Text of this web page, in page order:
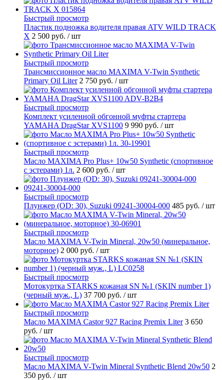
Быстрый просмотр
Пластик подножка водителя правая ATV WILD TRACK
X 2 500 руб. / шт
Быстрый просмотр
Трансмиссионное масло MAXIMA V-Twin Synthetic
Primary Oil Liter 2 750 руб. / шт
Быстрый просмотр
Комплект усиленной обгонной муфты стартера
YAMAHA DragStar XVS1100 9 990 руб. / шт
Быстрый просмотр
Масло MAXIMA Pro Plus+ 10w50 Synthetic (спортивное
с эстерами) 1л. 2 600 руб. / шт
Быстрый просмотр
Плунжер (OD: 30), Suzuki 09241-30004-000 485 руб. / шт
Быстрый просмотр
Масло MAXIMA V-Twin Mineral, 20w50 (минеральное,
моторное) 2 000 руб. / шт
Быстрый просмотр
Мотокуртка STARKS кожаная SN №1 (SKIN number 1)
(черный муж., L) 37 700 руб. / шт
Быстрый просмотр
Масло MAXIMA Castor 927 Racing Premix Liter 3 650
руб. / шт
Быстрый просмотр
Масло MAXIMA V-Twin Mineral Synthetic Blend 20w50 2
350 руб. / шт